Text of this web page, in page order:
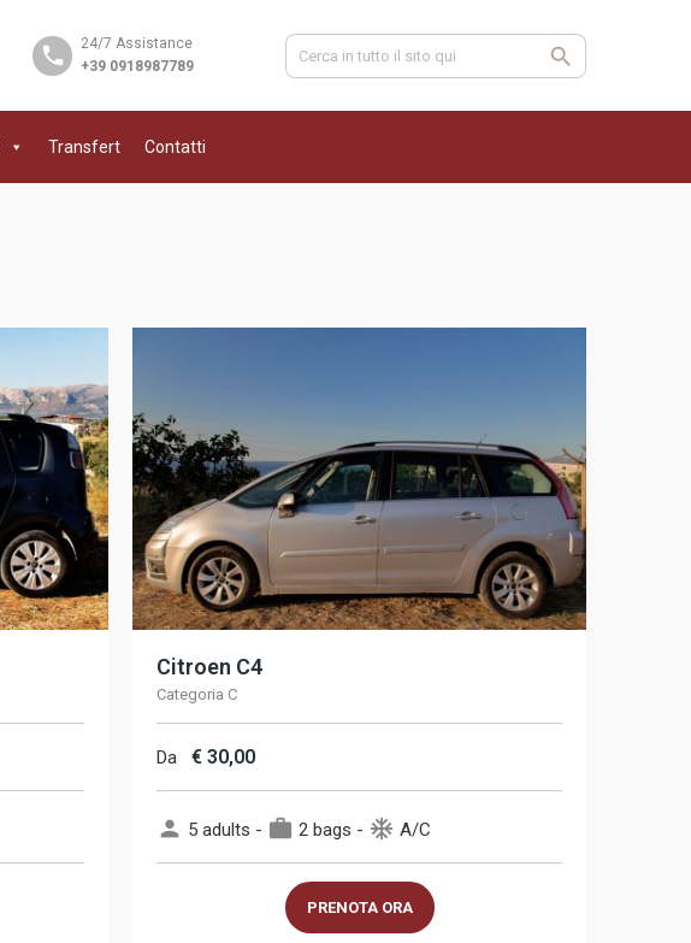
24/7 Assistance
+39 0918987789
Transfert Contatti
Citroen C4
Categoria C
Da € 30,00
person 5 adults - work 2 bags - ac_unit A/C
PRENOTA ORA